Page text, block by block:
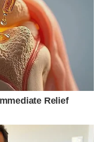
Relief